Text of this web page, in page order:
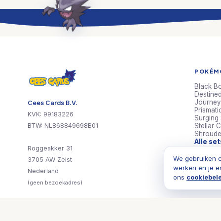
Cees Cards B.V.
KVK: 99183226
BTW: NL868849698B01
Roggeakker 31
3705 AW Zeist
Nederland
(geen bezoekadres)
Black
Surging
Stellar
Alle
We gebruiken
werken en je
ons